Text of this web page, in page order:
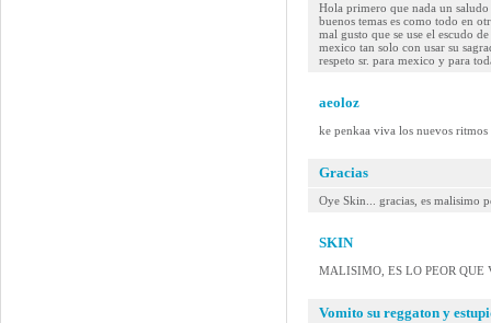
Hola primero que nada un
buenos temas es como todo en
mal gusto que se use el escudo
mexico tan solo con usar su
respeto sr. para mexico y para
aeoloz
ke penkaa viva los nuevos
Gracias
Oye Skin... gracias, es malisimo
SKIN
MALISIMO, ES LO PEOR QUE
Vomito su reggaton y